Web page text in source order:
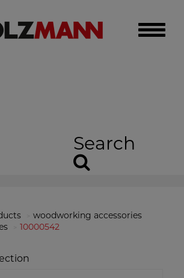
Toggle
Search
woodworking accessories
10000542